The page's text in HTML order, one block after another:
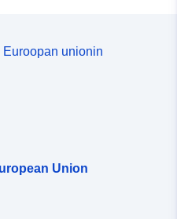
Euroopan unionin
Union